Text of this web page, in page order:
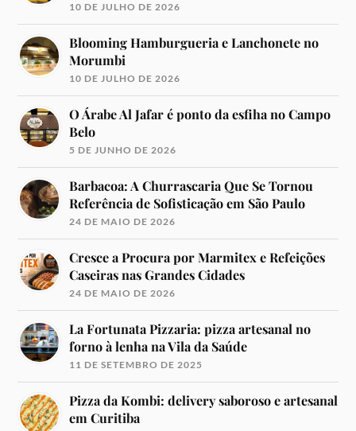
10 DE JULHO DE 2026
Blooming Hamburgueria e Lanchonete no
Morumbi
10 DE JULHO DE 2026
O Árabe Al Jafar é ponto da esfiha no Campo
Belo
5 DE JUNHO DE 2026
Barbacoa: A Churrascaria Que Se Tornou
Referência de Sofisticação em São Paulo
24 DE MAIO DE 2026
Cresce a Procura por Marmitex e Refeições
Caseiras nas Grandes Cidades
24 DE MAIO DE 2026
La Fortunata Pizzaria: pizza artesanal no
forno à lenha na Vila da Saúde
11 DE SETEMBRO DE 2025
Pizza da Kombi: delivery saboroso e artesanal
em Curitiba